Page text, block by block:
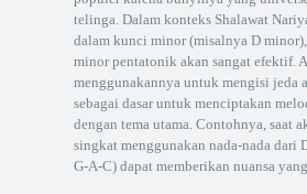
telinga. Dalam konteks Shalawat
dalam kunci minor (misalnya D
minor pentatonik akan sangat efektif.
menggunakannya untuk mengisi jeda
sebagai dasar untuk menciptakan
dengan tema utama. Contohnya, saat
singkat menggunakan nada-nada dari
G-A-C) dapat memberikan nuansa